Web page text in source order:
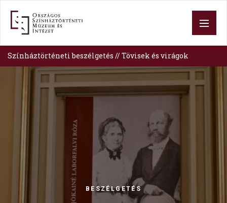
content
Színháztörténeti beszélgetés // Tövisek és virágok
BESZÉLGETÉS